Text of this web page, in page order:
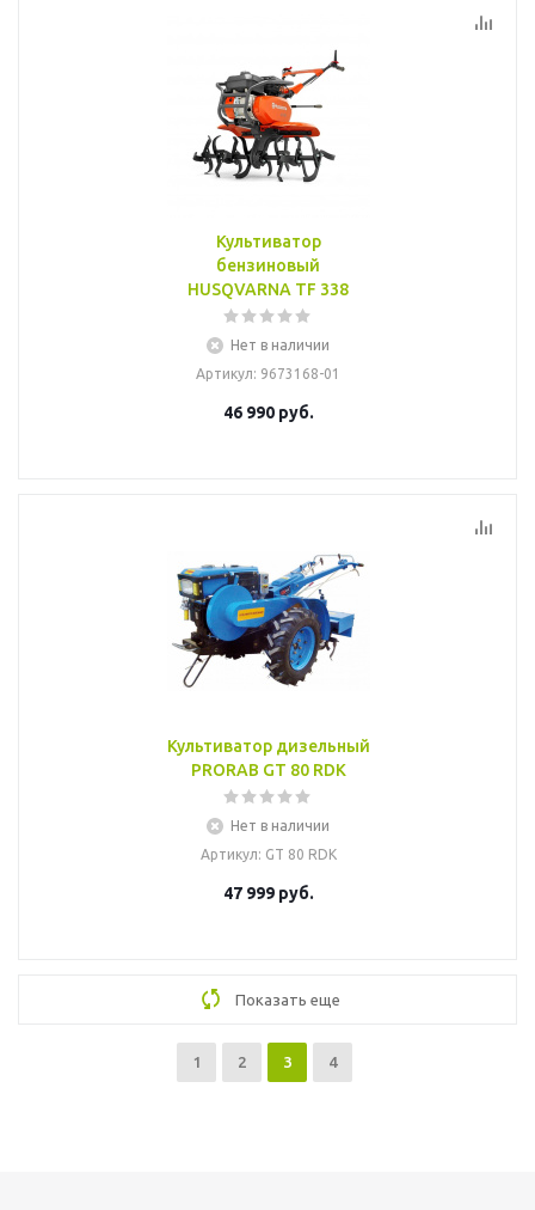
Культиватор
бензиновый
HUSQVARNA TF 338
Нет в наличии
Артикул: 9673168-01
46 990руб.
Культиватор дизельный
PRORAB GT 80 RDK
Нет в наличии
Артикул: GT 80 RDK
47 999руб.
Показать еще
1 2 3 4